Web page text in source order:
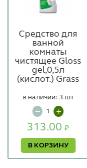
Средство для
ванной
комнаты
чистящее Gloss
gel,0,5л
(кислот.) Grass
313.00₽
В КОРЗИНУ
в наличии: 3 шт